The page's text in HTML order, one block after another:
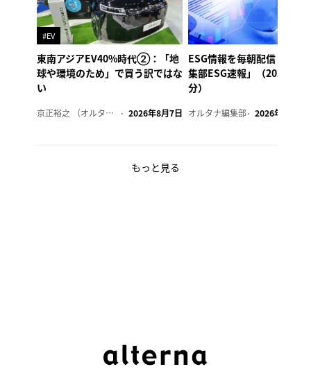
#EV
東南アジアEV40%時代②：「地
球や環境のため」で買う訳ではな
い
京正裕之 （オルタナ副編集長） 2026年8月7日
ESG情報を毎朝配信「オル
集部ESG速報」（2026年8
分）
オルタナ編集部 2026年8月7日
もっと見る